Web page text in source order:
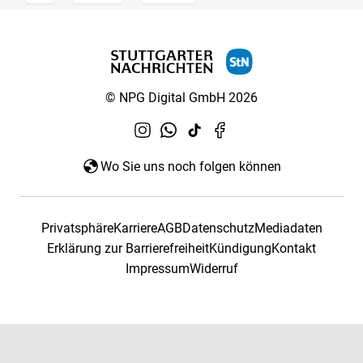
© NPG Digital GmbH 2026
Wo Sie uns noch folgen können
PrivatsphäreKarriereAGBDatenschutzMediadaten
Erklärung zur BarrierefreiheitKündigungKontakt
ImpressumWiderruf